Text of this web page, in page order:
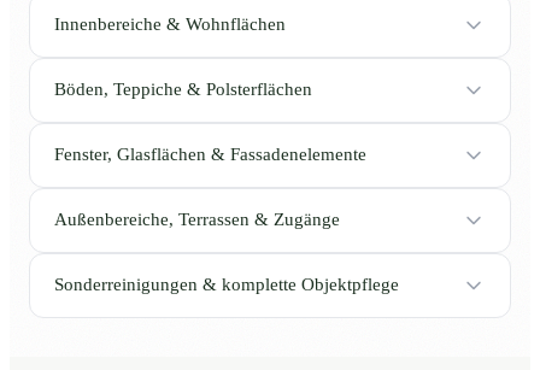
Innenbereiche & Wohnflächen
Böden, Teppiche & Polsterflächen
Fenster, Glasflächen & Fassadenelemente
Außenbereiche, Terrassen & Zugänge
Sonderreinigungen & komplette Objektpflege